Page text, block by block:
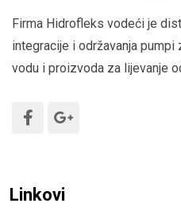
Firma Hidrofleks vodeći je
integracije i održavanja
vodu i proizvoda za lijevanje
Linkovi